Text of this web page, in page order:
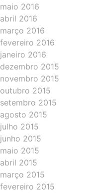
maio 2016
abril 2016
março 2016
fevereiro 2016
janeiro 2016
dezembro 2015
novembro 2015
outubro 2015
setembro 2015
agosto 2015
julho 2015
junho 2015
maio 2015
abril 2015
março 2015
fevereiro 2015